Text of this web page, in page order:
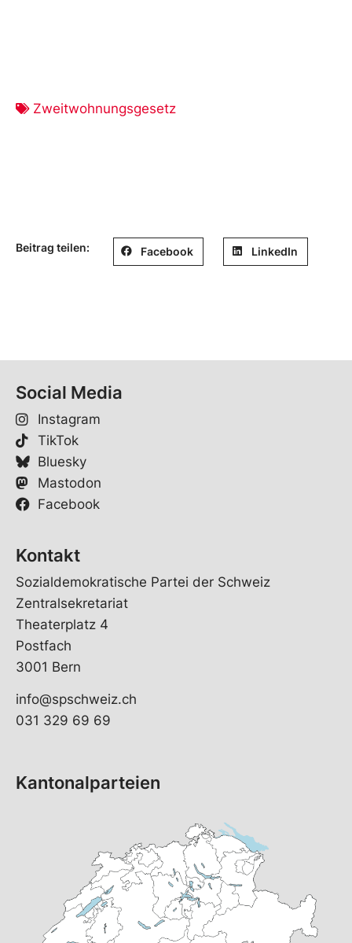
Zweitwohnungsgesetz
Beitrag teilen: Facebook LinkedIn
Social Media
Instagram
TikTok
Bluesky
Mastodon
Facebook
Kontakt
Sozialdemokratische Partei der Schweiz
Zentralsekretariat
Theaterplatz 4
Postfach
3001 Bern
info@spschweiz.ch
031 329 69 69
Kantonalparteien